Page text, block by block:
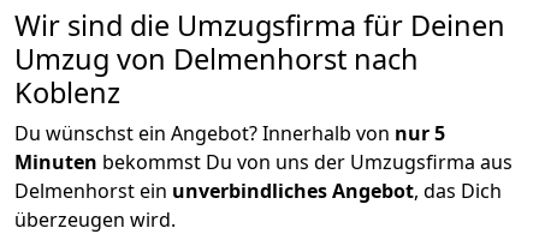
Wir sind die Umzugsfirma für Deinen
Umzug von Delmenhorst nach
Koblenz
Du wünschst ein Angebot? Innerhalb von nur 5
Minuten bekommst Du von uns der Umzugsfirma aus
Delmenhorst ein unverbindliches Angebot, das Dich
überzeugen wird.